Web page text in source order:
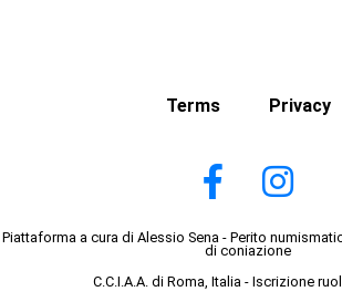
Terms Privacy
Piattaforma a cura di Alessio Sena - Perito
di coniazione
C.C.I.A.A. di Roma, Italia - Iscrizione